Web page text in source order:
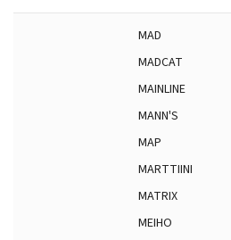
MAD
MADCAT
MAINLINE
MANN'S
MAP
MARTTIINI
MATRIX
MEIHO